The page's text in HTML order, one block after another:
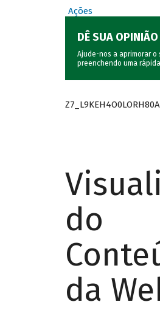
Ações
DÊ SUA OPINIÃO
Ajude-nos a aprimorar o
preenchendo uma rápida
do
da